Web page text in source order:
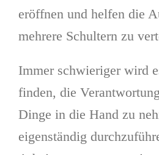
eröffnen und helfen die
mehrere Schultern zu
Immer schwieriger wird
finden, die
Dinge in die Hand zu
eigenständig